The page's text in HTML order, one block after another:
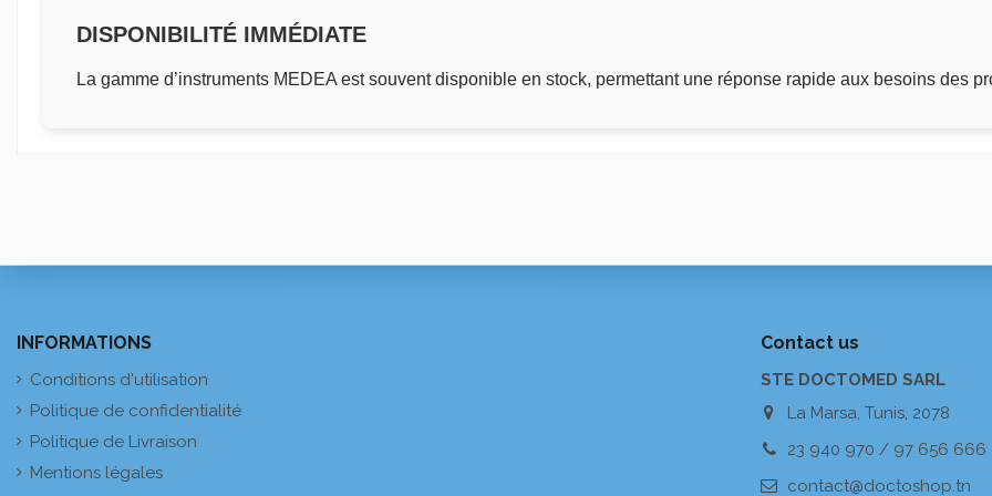
DISPONIBILITÉ IMMÉDIATE
La gamme d’instruments MEDEA est souvent disponible en stock, permettant une réponse rapide aux besoins des
INFORMATIONS
Conditions d'utilisation
Politique de confidentialité
Politique de Livraison
Mentions légales
Contact us
STE DOCTOMED SARL
La Marsa, Tunis, 2078
23 940 970 / 97 656 666
contact@doctoshop.tn